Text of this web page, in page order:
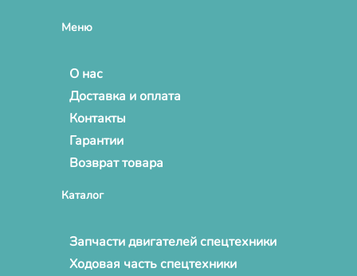
Меню
О нас
Доставка и оплата
Контакты
Гарантии
Возврат товара
Каталог
Запчасти двигателей спецтехники
Ходовая часть спецтехники